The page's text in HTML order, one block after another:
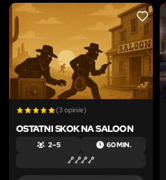
LIKE
(3 opinie)
OSTATNI SKOK NA SALOON
2 – 5 60 MIN.